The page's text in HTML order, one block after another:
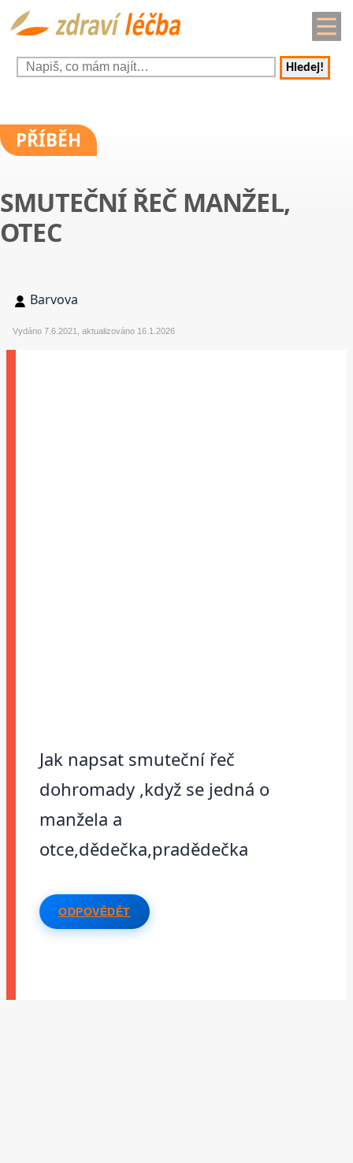
Hledej!
PŘÍBĚH
SMUTEČNÍ ŘEČ MANŽEL,
OTEC
Barvova
Vydáno 7.6.2021, aktualizováno 16.1.2026
Jak napsat smuteční řeč
dohromady ,když se jedná o
manžela a
otce,dědečka,pradědečka
ODPOVĚDĚT